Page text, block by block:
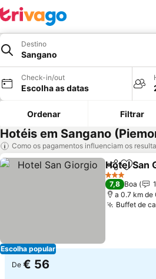
Destino
Sangano
Check-in/out
Escolha as datas
Ordenar Filtrar
Hotéis em Sangano
Como os pagamentos influenciam os
Escolha popular
Partilhar
Hotel San
3 Estrelas
7,8 Boa
a 0.7 km de
Buffet de
De € 56